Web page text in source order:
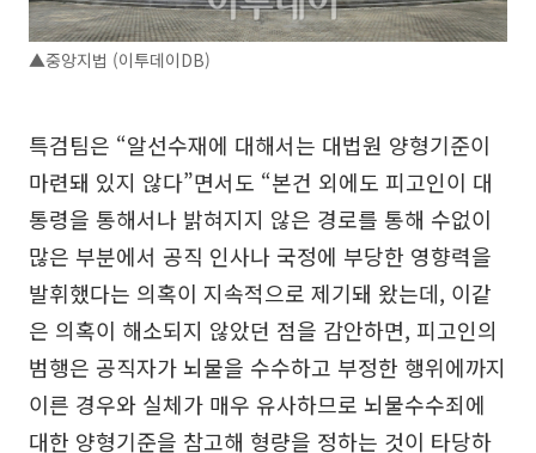
▲중앙지법 (이투데이DB)
특검팀은 “알선수재에 대해서는 대법원 양형기준이
마련돼 있지 않다”면서도 “본건 외에도 피고인이 대
통령을 통해서나 밝혀지지 않은 경로를 통해 수없이
많은 부분에서 공직 인사나 국정에 부당한 영향력을
발휘했다는 의혹이 지속적으로 제기돼 왔는데, 이같
은 의혹이 해소되지 않았던 점을 감안하면, 피고인의
범행은 공직자가 뇌물을 수수하고 부정한 행위에까지
이른 경우와 실체가 매우 유사하므로 뇌물수수죄에
대한 양형기준을 참고해 형량을 정하는 것이 타당하